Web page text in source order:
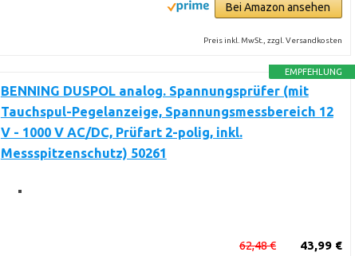
Bei Amazon ansehen
Preis inkl. MwSt., zzgl. Versandkosten
EMPFEHLUNG
BENNING DUSPOL analog. Spannungsprüfer (mit
Tauchspul-Pegelanzeige, Spannungsmessbereich 12
V - 1000 V AC/DC, Prüfart 2-polig, inkl.
Messspitzenschutz) 50261
43,99 €
62,48 €